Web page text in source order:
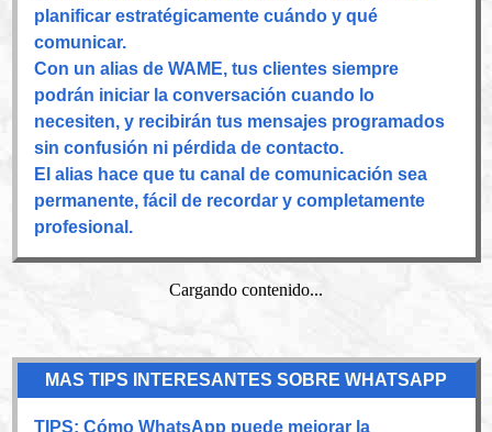
planificar estratégicamente cuándo y qué
comunicar.
Con un alias de WAME, tus clientes siempre
podrán iniciar la conversación cuando lo
necesiten, y recibirán tus mensajes programados
sin confusión ni pérdida de contacto.
El alias hace que tu canal de comunicación sea
permanente, fácil de recordar y completamente
profesional.
Cargando contenido...
MAS TIPS INTERESANTES SOBRE WHATSAPP
TIPS: Cómo WhatsApp puede mejorar la